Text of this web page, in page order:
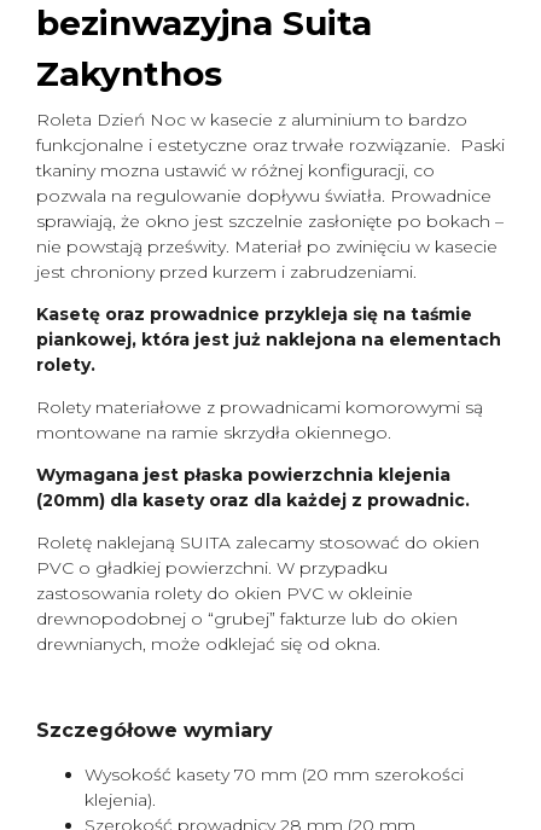
bezinwazyjna Suita
Zakynthos
Roleta Dzień Noc w kasecie z aluminium to bardzo
funkcjonalne i estetyczne oraz trwałe rozwiązanie. Paski
tkaniny mozna ustawić w różnej konfiguracji, co
pozwala na regulowanie dopływu światła. Prowadnice
sprawiają, że okno jest szczelnie zasłonięte po bokach –
nie powstają prześwity. Materiał po zwinięciu w kasecie
jest chroniony przed kurzem i zabrudzeniami.
Kasetę oraz prowadnice przykleja się na taśmie
piankowej, która jest już naklejona na elementach
rolety.
Rolety materiałowe z prowadnicami komorowymi są
montowane na ramie skrzydła okiennego.
Wymagana jest płaska powierzchnia klejenia
(20mm) dla kasety oraz dla każdej z prowadnic.
Roletę naklejaną SUITA zalecamy stosować do okien
PVC o gładkiej powierzchni. W przypadku
zastosowania rolety do okien PVC w okleinie
drewnopodobnej o “grubej” fakturze lub do okien
drewnianych, może odklejać się od okna.
Szczegółowe wymiary
Wysokość kasety 70 mm (20 mm szerokości
klejenia).
Szerokość prowadnicy 28 mm (20 mm